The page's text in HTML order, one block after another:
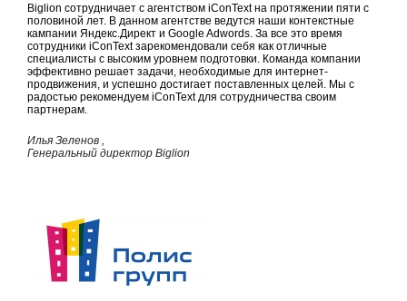
Biglion сотрудничает с агентством iConText на протяжении пяти с
половиной лет. В данном агентстве ведутся наши контекстные
кампании Яндекс.Директ и Google Adwords. За все это время
сотрудники iConText зарекомендовали себя как отличные
специалисты с высоким уровнем подготовки. Команда компании
эффективно решает задачи, необходимые для интернет-
продвижения, и успешно достигает поставленных целей. Мы с
радостью рекомендуем iConText для сотрудничеcтва своим
партнерам.
Илья Зеленов ,
Генеральный директор Biglion